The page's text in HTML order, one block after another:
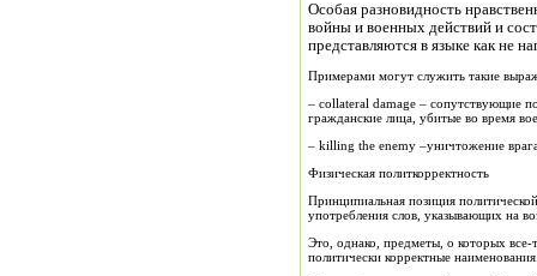
Особая разновидность
войны и военных действий и
представляются в языке как не
Примерами могут служить такие
– collateral damage – сопутствующие
гражданские лица, убитые во время
– killing the enemy –уничтожение
Физическая политкорректность
Принципиальная позиция
употребления слов, указывающих на
Это, однако, предметы, о которых все-
политически корректные